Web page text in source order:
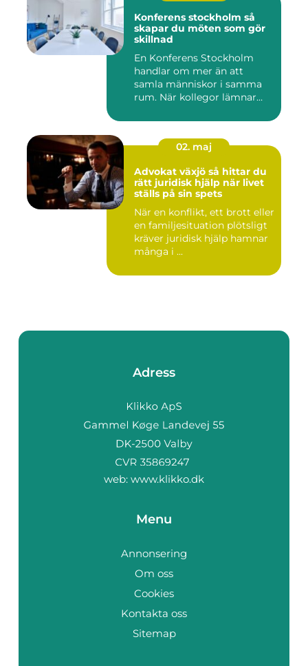
Konferens stockholm så
skapar du möten som gör
skillnad
En Konferens Stockholm
handlar om mer än att
samla människor i samma
rum. När kollegor lämnar
02. maj
Advokat växjö så hittar du
rätt juridisk hjälp när livet
ställs på sin spets
När en konflikt, ett brott eller
en familjesituation plötsligt
kräver juridisk hjälp hamnar
många i ...
Adress
web: www.klikko.dk
Menu
Annonsering
Om oss
Cookies
Kontakta oss
Sitemap